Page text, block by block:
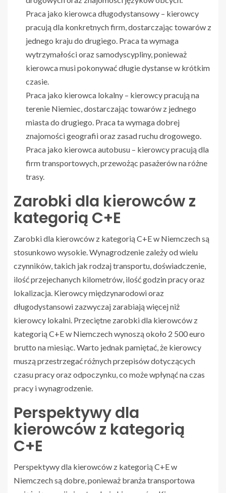
Praca jako kierowca długodystansowy – kierowcy
pracują dla konkretnych firm, dostarczając towarów z
jednego kraju do drugiego. Praca ta wymaga
wytrzymałości oraz samodyscypliny, ponieważ
kierowca musi pokonywać długie dystanse w krótkim
czasie.
Praca jako kierowca lokalny – kierowcy pracują na
terenie Niemiec, dostarczając towarów z jednego
miasta do drugiego. Praca ta wymaga dobrej
znajomości geografii oraz zasad ruchu drogowego.
Praca jako kierowca autobusu – kierowcy pracują dla
firm transportowych, przewożąc pasażerów na różne
trasy.
Zarobki dla kierowców z
kategorią C+E
Zarobki dla kierowców z kategorią C+E w Niemczech są
stosunkowo wysokie. Wynagrodzenie zależy od wielu
czynników, takich jak rodzaj transportu, doświadczenie,
ilość przejechanych kilometrów, ilość godzin pracy oraz
lokalizacja. Kierowcy międzynarodowi oraz
długodystansowi zazwyczaj zarabiają więcej niż
kierowcy lokalni. Przeciętne zarobki dla kierowców z
kategorią C+E w Niemczech wynoszą około 2 500 euro
brutto na miesiąc. Warto jednak pamiętać, że kierowcy
muszą przestrzegać różnych przepisów dotyczących
czasu pracy oraz odpoczynku, co może wpłynąć na czas
pracy i wynagrodzenie.
Perspektywy dla
kierowców z kategorią
C+E
Perspektywy dla kierowców z kategorią C+E w
Niemczech są dobre, ponieważ branża transportowa